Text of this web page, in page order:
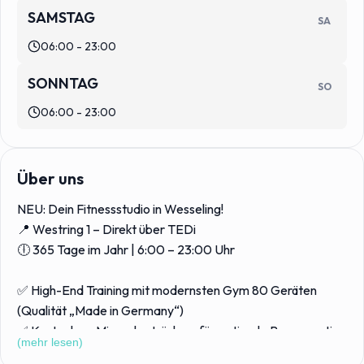
SAMSTAG SA
06:00 - 23:00
SONNTAG SO
06:00 - 23:00
Über uns
NEU: Dein Fitnessstudio in Wesseling!
📍 Westring 1 – Direkt über TEDi
🕕 365 Tage im Jahr | 6:00 – 23:00 Uhr
✅ High-End Training mit modernsten Gym 80 Geräten
(Qualität „Made in Germany“)
✅ Kostenlose Mineralgetränke – für optimale Regeneration
& Leistung
(mehr lesen)